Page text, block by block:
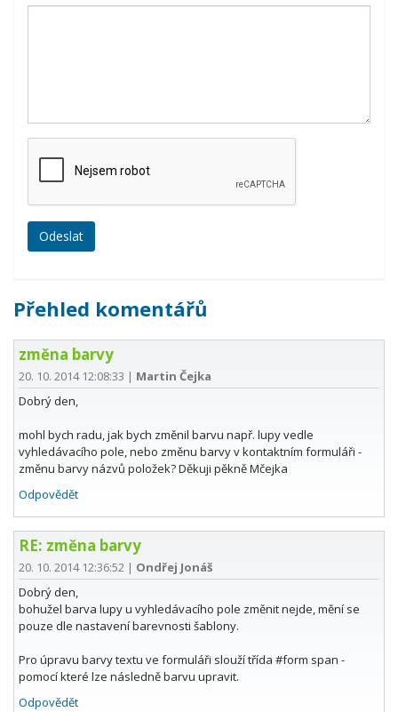
Přehled komentářů
změna barvy
20. 10. 2014 12:08:33 | Martin Čejka
Dobrý den,
mohl bych radu, jak bych změnil barvu např. lupy vedle
vyhledávacího pole, nebo změnu barvy v kontaktním formuláři -
změnu barvy názvů položek? Děkuji pěkně Mčejka
Odpovědět
RE: změna barvy
20. 10. 2014 12:36:52 | Ondřej Jonáš
Dobrý den,
bohužel barva lupy u vyhledávacího pole změnit nejde, mění se
pouze dle nastavení barevnosti šablony.
Pro úpravu barvy textu ve formuláři slouží třída #form span -
pomocí které lze následně barvu upravit.
Odpovědět